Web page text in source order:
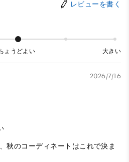
レビューを書く
ょうどよい 大きい
2026/7/16
秋のコーディネートはこれで決ま